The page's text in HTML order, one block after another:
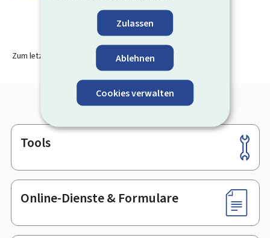
Zulassen
Ablehnen
Cookies verwalten
Zum letzten Mal aktualisiert am13.08.2024
Footer
Tools
Online-Dienste & Formulare